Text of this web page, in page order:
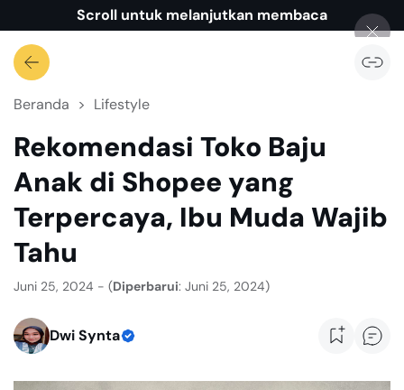
Scroll untuk melanjutkan membaca
Beranda Lifestyle
Rekomendasi Toko Baju
Anak di Shopee yang
Terpercaya, Ibu Muda Wajib
Tahu
Juni 25, 2024 - (Diperbarui: Juni 25, 2024)
Dwi Synta